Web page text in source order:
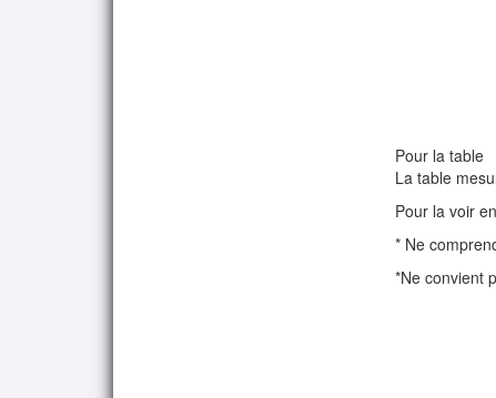
Pour la table
La table
Pour la voir
* Ne
*Ne convient